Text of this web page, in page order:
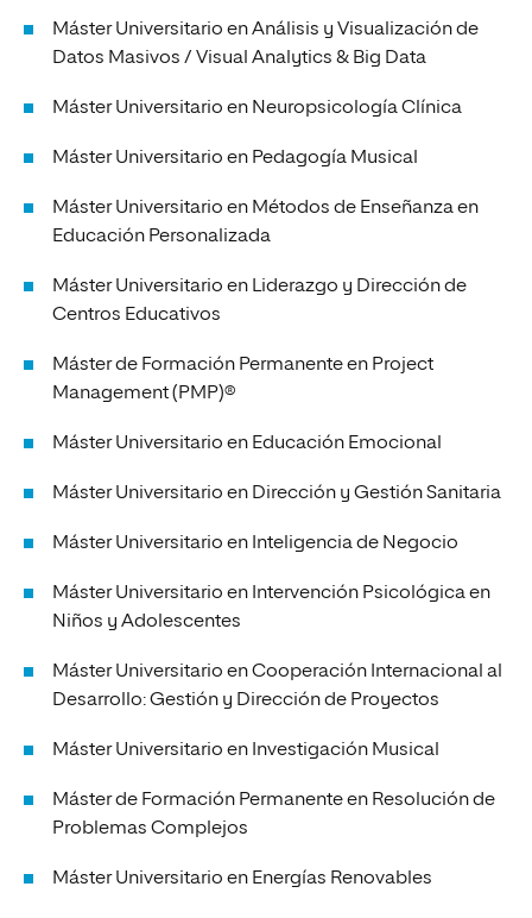
Máster Universitario en Análisis y Visualización de
Datos Masivos / Visual Analytics & Big Data
Máster Universitario en Neuropsicología Clínica
Máster Universitario en Pedagogía Musical
Máster Universitario en Métodos de Enseñanza en
Educación Personalizada
Máster Universitario en Liderazgo y Dirección de
Centros Educativos
Máster de Formación Permanente en Project
Management (PMP)®
Máster Universitario en Educación Emocional
Máster Universitario en Dirección y Gestión Sanitaria
Máster Universitario en Inteligencia de Negocio
Máster Universitario en Intervención Psicológica en
Niños y Adolescentes
Máster Universitario en Cooperación Internacional al
Desarrollo: Gestión y Dirección de Proyectos
Máster Universitario en Investigación Musical
Máster de Formación Permanente en Resolución de
Problemas Complejos
Máster Universitario en Energías Renovables